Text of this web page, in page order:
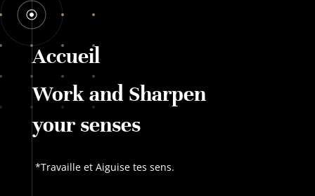
Accueil
Work and Sharpen
your senses
*Travaille et Aiguise tes sens.